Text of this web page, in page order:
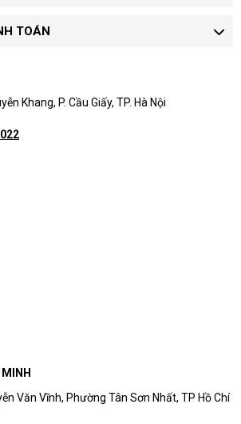
TOÁN
Khang, P. Cầu Giấy, TP. Hà Nội
Văn Vĩnh, Phường Tân Sơn Nhất, TP Hồ Chí